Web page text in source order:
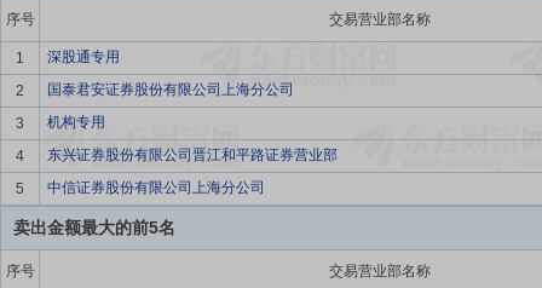
序号 交易营业部名称
1
深股通专用
2
国泰君安证券股份有限公司上海分公司
3
机构专用
4
东兴证券股份有限公司晋江和平路证券营业部
5
中信证券股份有限公司上海分公司
卖出金额最大的前5名
序号 交易营业部名称